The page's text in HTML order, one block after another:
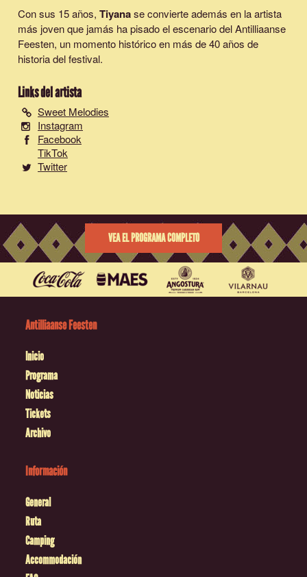
Con sus 15 años, Tiyanase convierte además en la artista
más joven que jamás ha pisado el escenario del Antilliaanse
Feesten, un momento histórico en más de 40 años de
historia del festival.
Links del artista
Sweet Melodies
Instagram
Facebook
TikTok
Twitter
VEA EL PROGRAMA COMPLETO
Antilliaanse Feesten
Inicio
Programa
Noticias
Tickets
Archivo
Información
General
Ruta
Camping
Accommodación